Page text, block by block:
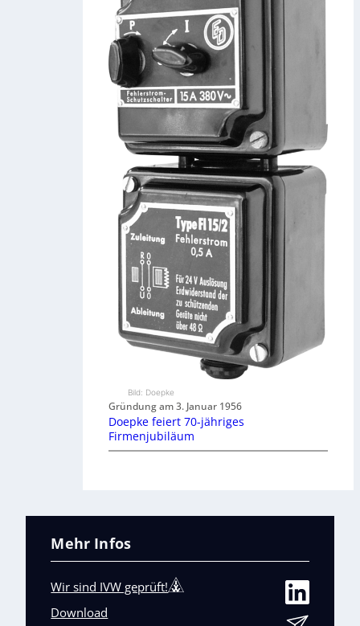
Bild: Doepke
Gründung am 3. Januar 1956
Doepke feiert 70-jähriges
Firmenjubiläum
Mehr Infos
Wir sind IVW geprüft!
Download